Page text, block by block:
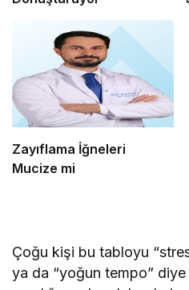
Zayıflama İğneleri
Mucize mi
Çoğu kişi bu tabloyu
ya da “yoğun tempo”